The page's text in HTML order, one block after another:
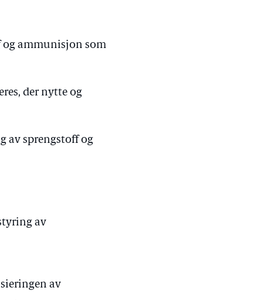
og ammunisjon som
der nytte og
av sprengstoff og
av
av